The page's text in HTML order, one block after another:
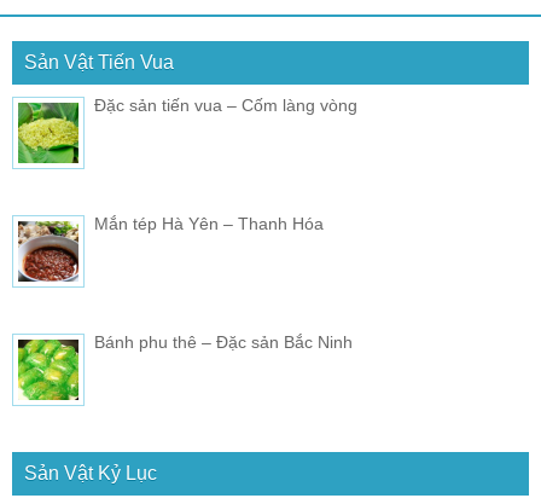
Sản Vật Tiến Vua
Đặc sản tiến vua – Cốm làng vòng
Mắn tép Hà Yên – Thanh Hóa
Bánh phu thê – Đặc sản Bắc Ninh
Sản Vật Kỷ Lục